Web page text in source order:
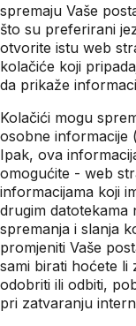
spremaju Vaše
što su preferirani
otvorite istu web
kolačiće koji
da prikaže
Kolačići mogu
osobne informacije
Ipak, ova
omogućite - web
informacijama koji
drugim datotekama
spremanja i slanja
promjeniti Vaše
sami birati hoćete li
odobriti ili odbiti,
pri zatvaranju